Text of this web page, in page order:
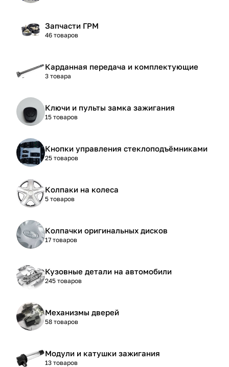
Запчасти ГРМ
46 товаров
Карданная передача и комплектующие
3 товара
Ключи и пульты замка зажигания
15 товаров
Кнопки управления стеклоподъёмниками
25 товаров
Колпаки на колеса
5 товаров
Колпачки оригинальных дисков
17 товаров
Кузовные детали на автомобили
245 товаров
Механизмы дверей
58 товаров
Модули и катушки зажигания
13 товаров